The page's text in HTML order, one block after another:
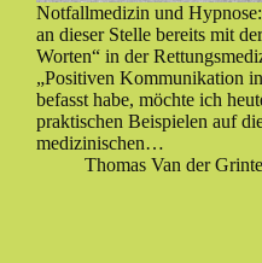
Notfallmedizin und
an dieser Stelle bereits mit
Worten“ in der
„Positiven Kommunikation
befasst habe, möchte ich
praktischen Beispielen auf
medizinischen…
Thomas Van der